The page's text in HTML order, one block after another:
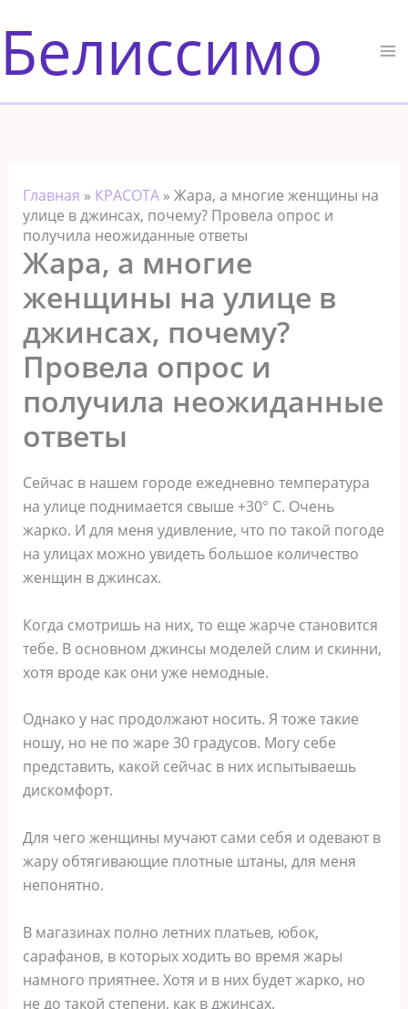
к
содержимому
Белиссимо
Главная » КРАСОТА» Жара, а многие женщины на
улице в джинсах, почему? Провела опрос и
получила неожиданные ответы
Жара, а многие
женщины на улице в
джинсах, почему?
Провела опрос и
получила неожиданные
ответы
Сейчас в нашем городе ежедневно температура
на улице поднимается свыше +30° С. Очень
жарко. И для меня удивление, что по такой погоде
на улицах можно увидеть большое количество
женщин в джинсах.
Когда смотришь на них, то еще жарче становится
тебе. В основном джинсы моделей слим и скинни,
хотя вроде как они уже немодные.
Однако у нас продолжают носить. Я тоже такие
ношу, но не по жаре 30 градусов. Могу себе
представить, какой сейчас в них испытываешь
дискомфорт.
Для чего женщины мучают сами себя и одевают в
жару обтягивающие плотные штаны, для меня
непонятно.
В магазинах полно летних платьев, юбок,
сарафанов, в которых ходить во время жары
намного приятнее. Хотя и в них будет жарко, но
не до такой степени, как в джинсах.